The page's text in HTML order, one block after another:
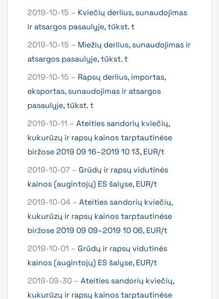
2019-10-15 – Kviečių derlius, sunaudojimas
ir atsargos pasaulyje, tūkst. t
2019-10-15 – Miežių derlius, sunaudojimas ir
atsargos pasaulyje, tūkst. t
2019-10-15 – Rapsų derlius, importas,
eksportas, sunaudojimas ir atsargos
pasaulyje, tūkst. t
2019-10-11 – Ateities sandorių kviečių,
kukurūzų ir rapsų kainos tarptautinėse
biržose 2019 09 16–2019 10 13, EUR/t
2019-10-07 – Grūdų ir rapsų vidutinės
kainos (augintojų) ES šalyse, EUR/t
2019-10-04 – Ateities sandorių kviečių,
kukurūzų ir rapsų kainos tarptautinėse
biržose 2019 09 09–2019 10 06, EUR/t
2019-10-01 – Grūdų ir rapsų vidutinės
kainos (augintojų) ES šalyse, EUR/t
2019-09-30 – Ateities sandorių kviečių,
kukurūzų ir rapsų kainos tarptautinėse